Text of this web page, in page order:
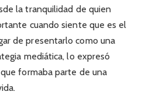
la tranquilidad de quien
cuando siente que es el
de presentarlo como una
mediática, lo expresó
formaba parte de una